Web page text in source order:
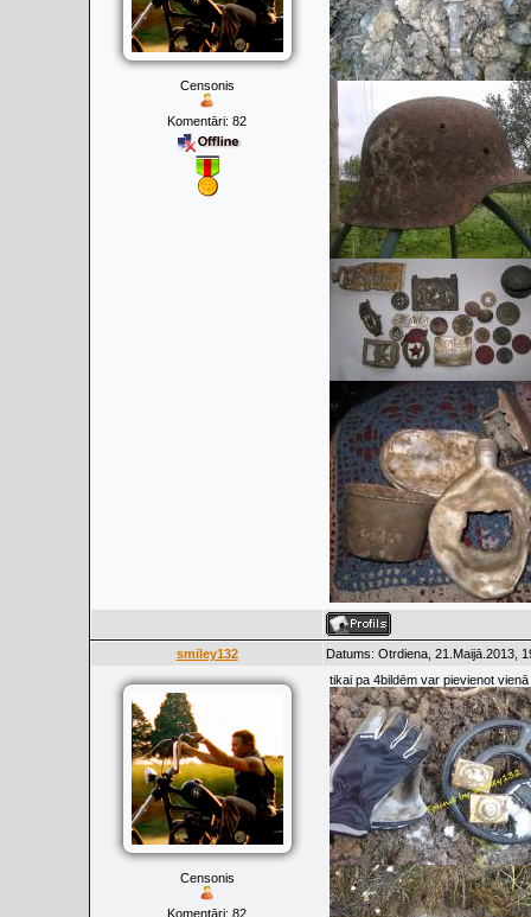
Censonis
Komentāri: 82
smiley132 Datums: Otrdiena, 21.Maijā.2013,
Censonis
Komentāri: 82
tikai pa 4bildēm var pievienot